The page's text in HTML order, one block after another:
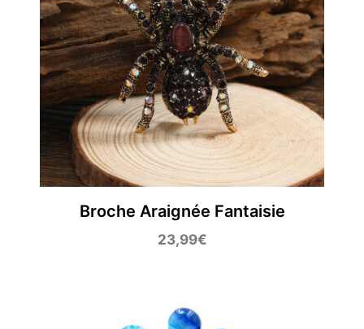
Broche Araignée Fantaisie
23,99€